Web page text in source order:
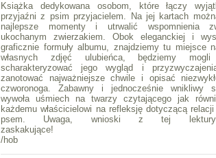
Książka dedykowana osobom, które łączy
przyjaźni z psim przyjacielem. Na jej kartach
najlepsze momenty i utrwalić wspomnienia
ukochanym zwierzakiem. Obok eleganckiej i
graficznie formuły albumu, znajdziemy tu miejsce
własnych zdjęć ulubieńca, będziemy mogli
scharakteryzować jego wygląd i
zanotować najważniejsze chwile i opisać
czworonoga. Zabawny i jednocześnie wnikliwy
wywoła uśmiech na twarzy czytającego jak
każdemu właścicielowi na refleksję dotyczącą relacji
psem. Uwaga, wnioski z tej
zaskakujące!
/hob